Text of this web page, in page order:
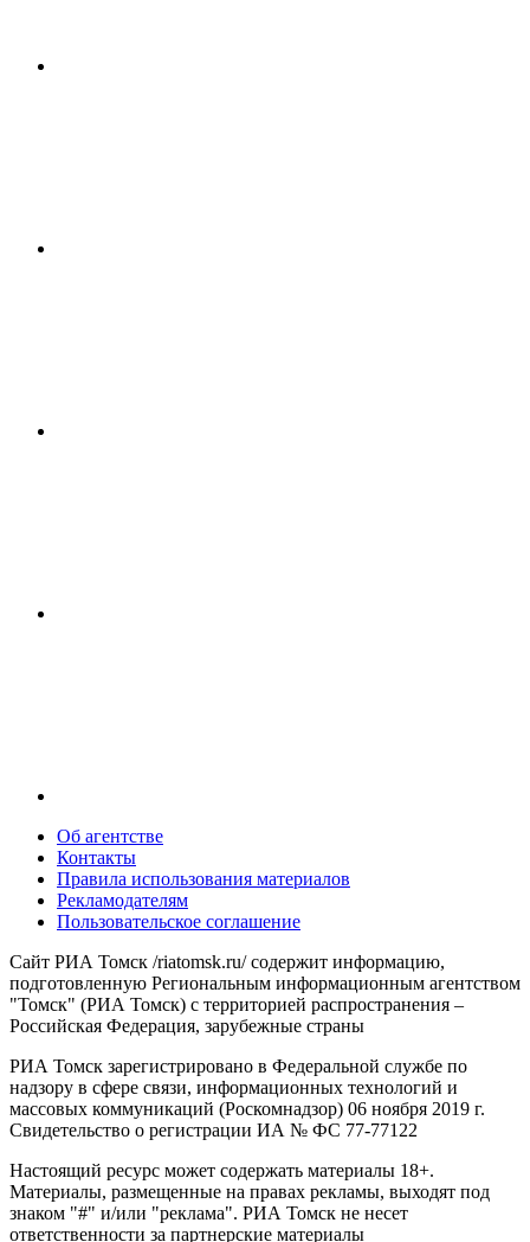
Об агентстве
Контакты
Правила использования материалов
Рекламодателям
Пользовательское соглашение
Сайт РИА Томск /riatomsk.ru/ содержит информацию,
подготовленную Региональным информационным агентством
"Томск" (РИА Томск) с территорией распространения –
Российская Федерация, зарубежные страны
РИА Томск зарегистрировано в Федеральной службе по
надзору в сфере связи, информационных технологий и
массовых коммуникаций (Роскомнадзор) 06 ноября 2019 г.
Свидетельство о регистрации ИА № ФС 77-77122
Настоящий ресурс может содержать материалы 18+.
Материалы, размещенные на правах рекламы, выходят под
знаком "#" и/или "реклама". РИА Томск не несет
ответственности за партнерские материалы